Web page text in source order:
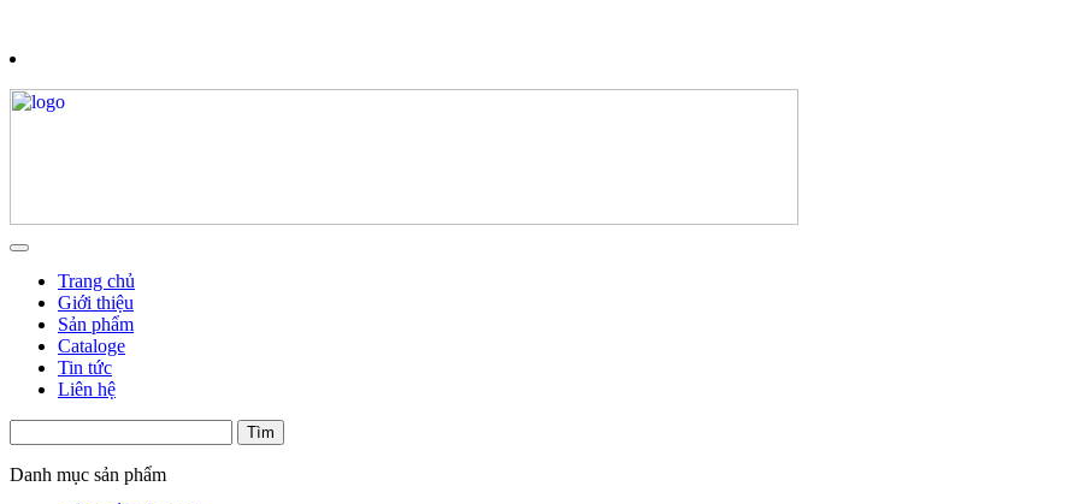
Trang chủ
Giới thiệu
Sản phẩm
Cataloge
Tin tức
Liên hệ
Danh mục sản phẩm